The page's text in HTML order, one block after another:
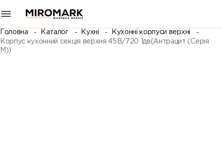
Головна Каталог Кухні
Кухонні корпуси верхні
Корпус кухонний секцiя верхня 45В/720 1дв(Антрацит (Серія
М))